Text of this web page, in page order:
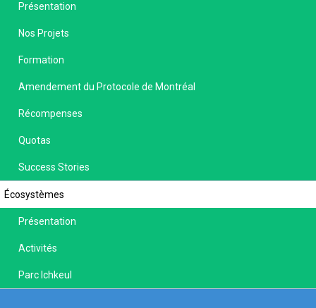
Présentation
Nos Projets
Formation
Amendement du Protocole de Montréal
Récompenses
Quotas
Success Stories
Écosystèmes
Présentation
Activités
Parc Ichkeul